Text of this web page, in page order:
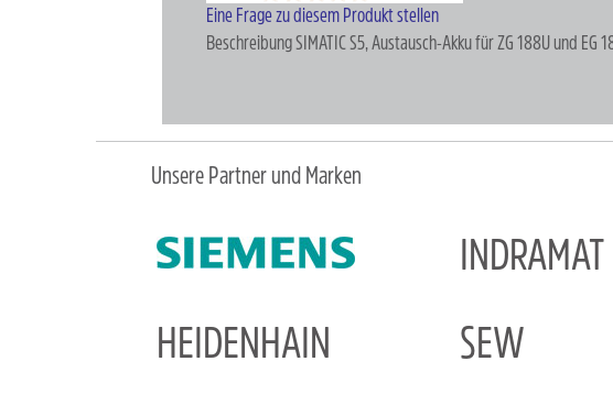
Eine Frage zu diesem Produkt stellen
BeschreibungSIMATIC S5, Austausch-Akku für ZG 188U und EG
Unsere Partner und Marken
INDRAMAT
HEIDENHAIN
SEW